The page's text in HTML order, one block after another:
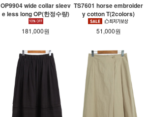
OP9904 wide collar sleev
e less long OP(한정수량)
181,000원
TS7601 horse embroider
y cotton T(2colors)
51,000원